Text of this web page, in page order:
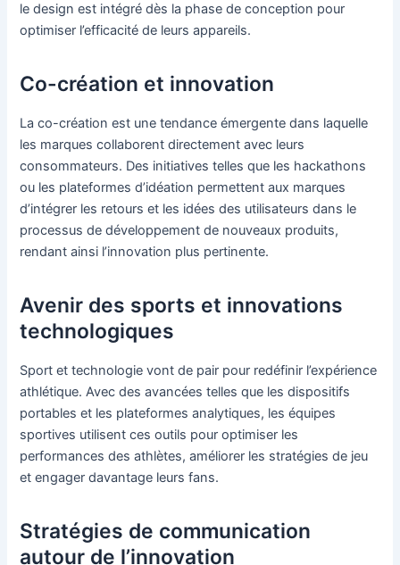
le design est intégré dès la phase de conception pour
optimiser l’efficacité de leurs appareils.
Co-création et innovation
La co-création est une tendance émergente dans laquelle
les marques collaborent directement avec leurs
consommateurs. Des initiatives telles que les hackathons
ou les plateformes d’idéation permettent aux marques
d’intégrer les retours et les idées des utilisateurs dans le
processus de développement de nouveaux produits,
rendant ainsi l’innovation plus pertinente.
Avenir des sports et innovations
technologiques
Sport et technologie vont de pair pour redéfinir l’expérience
athlétique. Avec des avancées telles que les dispositifs
portables et les plateformes analytiques, les équipes
sportives utilisent ces outils pour optimiser les
performances des athlètes, améliorer les stratégies de jeu
et engager davantage leurs fans.
Stratégies de communication
autour de l’innovation